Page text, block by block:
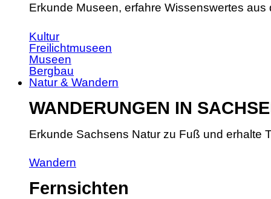
Erkunde Museen, erfahre Wissenswertes
Kultur
Freilichtmuseen
Museen
Bergbau
Natur & Wandern
WANDERUNGEN IN
Erkunde Sachsens Natur zu Fuß und erhalte
Wandern
Fernsichten